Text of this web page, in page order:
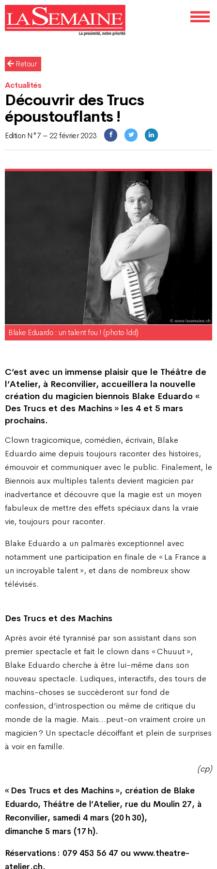
Retour
Actualités
Découvrir des Trucs
époustouflants !
Edition N°7 – 22 février 2023
Blake Eduardo : un talent fou ! (photo ldd)
C’est avec un immense plaisir que le Théâtre de
l’Atelier, à Reconvilier, accueillera la nouvelle
création du magicien biennois Blake Eduardo «
Des Trucs et des Machins » les 4 et 5 mars
prochains.
Clown tragicomique, comédien, écrivain, Blake
Eduardo aime depuis toujours raconter des histoires,
émouvoir et communiquer avec le public. Finalement, le
Biennois aux multiples talents devient magicien par
inadvertance et découvre que la magie est un moyen
fabuleux de mettre des effets spéciaux dans la vraie
vie, toujours pour raconter.
Blake Eduardo a un palmarès exceptionnel avec
notamment une participation en finale de « La France a
un incroyable talent », et dans de nombreux show
télévisés.
Des Trucs et des Machins
Après avoir été tyrannisé par son assistant dans son
premier spectacle et fait le clown dans « Chuuut »,
Blake Eduardo cherche à être lui-même dans son
nouveau spectacle. Ludiques, interactifs, des tours de
machins-choses se succèderont sur fond de
confession, d’introspection ou même de critique du
monde de la magie. Mais…peut-on vraiment croire un
magicien ? Un spectacle décoiffant et plein de surprises
à voir en famille.
(cp)
« Des Trucs et des Machins », création de Blake
Eduardo, Théâtre de l’Atelier, rue du Moulin 27, à
Reconvilier, samedi 4 mars (20 h 30),
dimanche 5 mars (17 h).
Réservations : 079 453 56 47 ou www.theatre-
atelier.ch.